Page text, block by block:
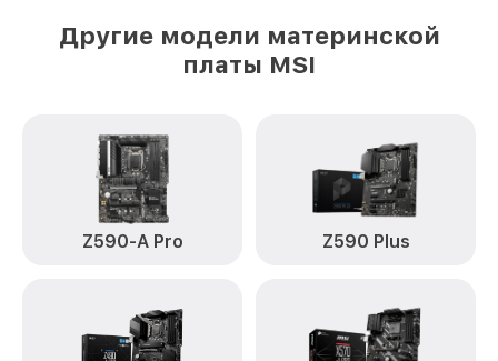
Другие модели материнской
платы MSI
Z590-A Pro Z590 Plus